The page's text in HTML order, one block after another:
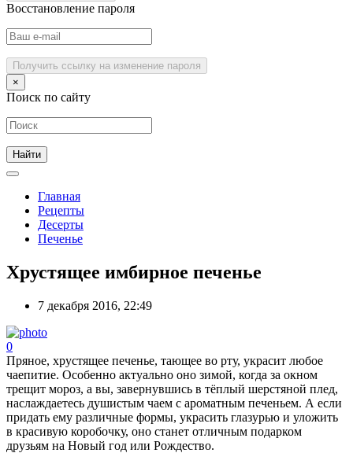
Восстановление пароля
Получить ссылку на изменение пароля
×
Поиск по сайту
Главная
Рецепты
Десерты
Печенье
Хрустящее имбирное печенье
7 декабря 2016, 22:49
0
Пряное, хрустящее печенье, тающее во рту, украсит любое
чаепитие. Особенно актуально оно зимой, когда за окном
трещит мороз, а вы, завернувшись в тёплый шерстяной плед,
наслаждаетесь душистым чаем с ароматным печеньем. А если
придать ему различные формы, украсить глазурью и уложить
в красивую коробочку, оно станет отличным подарком
друзьям на Новый год или Рождество.